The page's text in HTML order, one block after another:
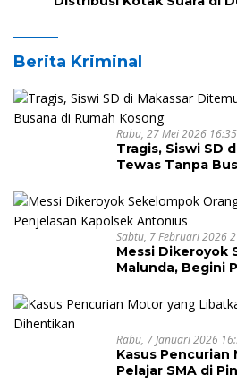
Berita Kriminal
Rabu, 27 Mei 2026 16:35
Tragis, Siswi SD
Tewas Tanpa
Sabtu, 7 Februari 2026
Messi Dikeroyok
Malunda, Begini
Rabu, 7 Januari 2026
Kasus
Pelajar SMA di